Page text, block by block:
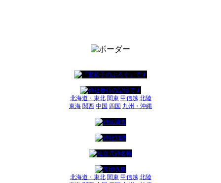
北海道・東北 関東 甲信越 北陸
東海 関西 中国 四国 九州・沖縄
北海道・東北 関東 甲信越 北陸